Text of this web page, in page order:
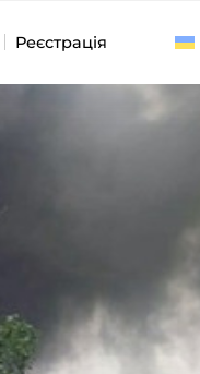
Реєстрація